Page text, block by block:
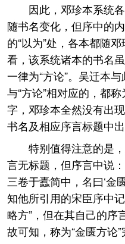
因此，邓珍本系统
随书名变化，但序中的
的“以为”处，各本都随
看，该系统诸本的书名
一律为“方论”。吴迁本
与“方论”相对应的，都称
字，邓珍本全然没有出
书名及相应序言标题中出
特别值得注意的是
言无标题，但序言中说
三卷于蠹简中，名曰‘金
知他所引用的宋臣序中
略方”，但在其自己的序
故可知，称为“金匮方论